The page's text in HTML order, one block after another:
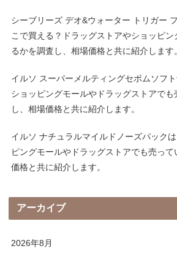
シーブリーズ デオ&ウォーター トリガー
こで買える？ドラッグストアやショッピ
るかを調査し、相場価格と共に紹介します
イルソ スーパーメルティングセボムソフ
ショッピングモールやドラッグストアでも
し、相場価格と共に紹介します。
イルソ ナチュラルマイルドノーズパック
ピングモールやドラッグストアでも売っ
価格と共に紹介します。
アーカイブ
2026年8月